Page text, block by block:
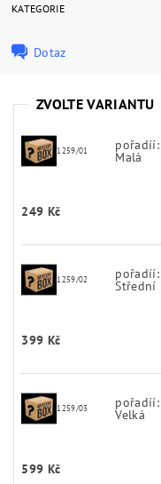
KATEGORIE
Dotaz
ZVOLTE VARIANTU
1259/01 pořadíí:
Malá
249 Kč
1259/02 pořadíí:
Střední
399 Kč
1259/03 pořadíí:
Velká
599 Kč